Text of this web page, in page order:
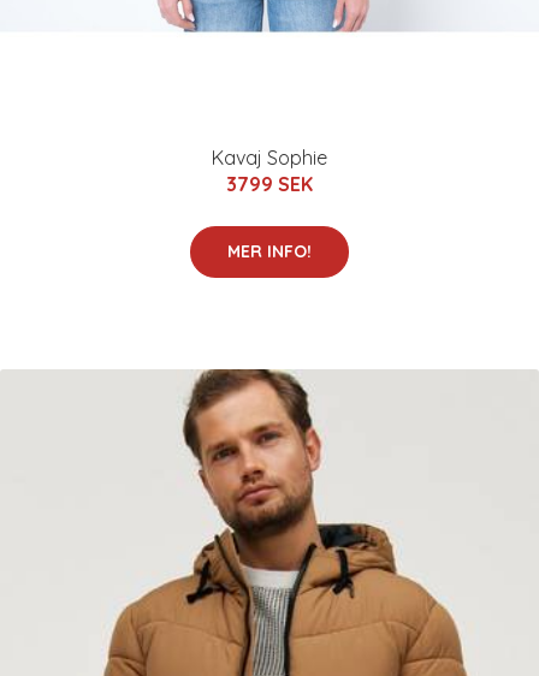
Kavaj Sophie
3799 SEK
MER INFO!